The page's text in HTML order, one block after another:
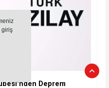
giriş
Deprem